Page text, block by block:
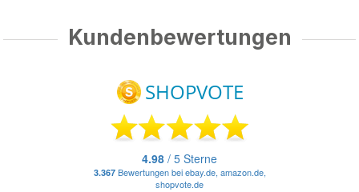
Kundenbewertungen